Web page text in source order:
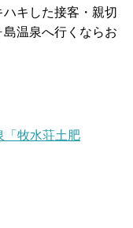
キした接客・親切
温泉へ行くならお
「牧水荘土肥